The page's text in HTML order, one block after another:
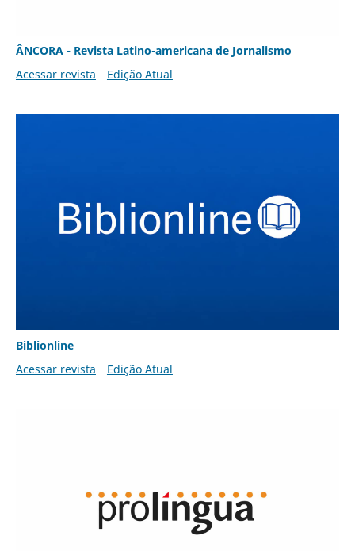
ÂNCORA - Revista Latino-americana de Jornalismo
Acessar revista
Edição Atual
Biblionline
Acessar revista
Edição Atual